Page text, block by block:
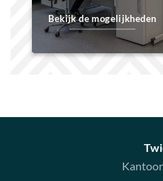
Bekijk de mogelijkheden